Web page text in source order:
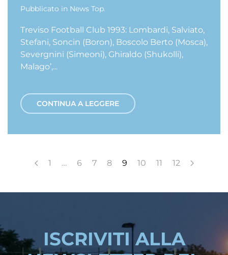
Pubblicato in News Top.
Treviso Football Club 1993: Lombardi, Salviato,
Stefani, Soncin (Boron), Boscolo Berto (Mosca),
Severgnini (Simeoni), Ghiraldo (Shukolli),
Malago’,...
CONTINUA A LEGGERE
1 … 6 7 8 9 10 11 12
ISCRIVITI ALLA